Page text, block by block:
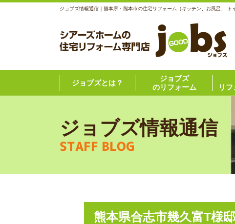
ジョブズ情報通信｜熊本県・熊本市の住宅リフォーム（キッチン、お風呂、
ジョブズとは？
ジョブズ
のリフォーム
リ
ジョブズ情報通信
STAFF BLOG
熊本県合志市幾久富T様